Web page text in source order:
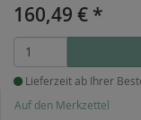
160,49 € *
Lieferzeit ab Ihrer
Auf den Merkzettel